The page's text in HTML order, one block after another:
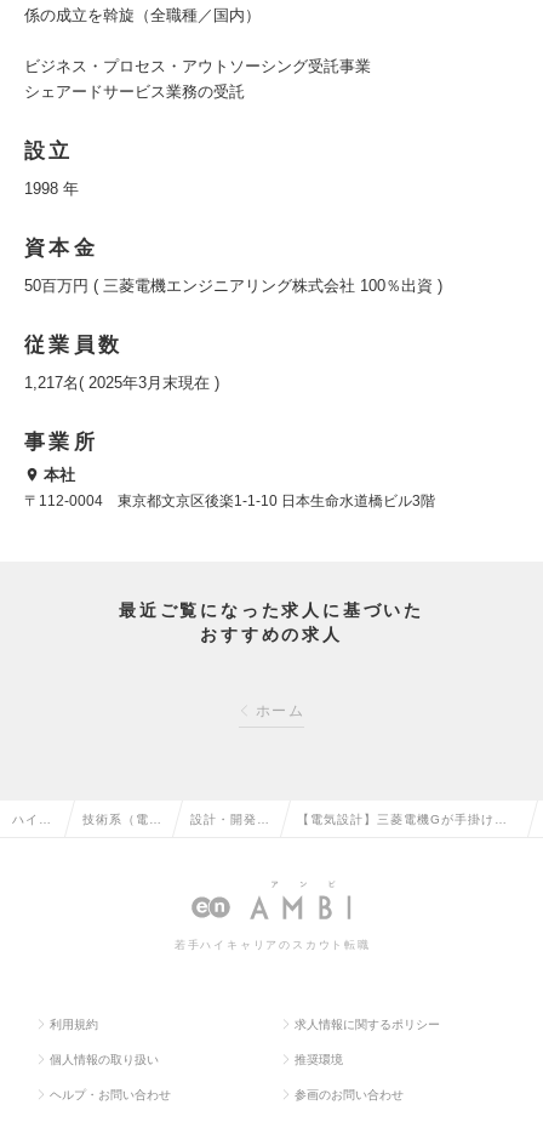
係の成立を斡旋（全職種／国内）
ビジネス・プロセス・アウトソーシング受託事業
シェアードサービス業務の受託
設立
1998 年
資本金
50百万円 ( 三菱電機エンジニアリング株式会社 100％出資 )
従業員数
1,217名( 2025年3月末現在 )
事業所
本社
〒112-0004 東京都文京区後楽1-1-10 日本生命水道橋ビル3階
最近ご覧になった求人に基づいた
おすすめの求人
ホーム
ハイク 技術系（電 設計・開発エ
気）の転職
【電気設計】三菱電機Gが手掛ける
年／年間休日125日の求人情報
若手ハイキャリアのスカウト転職
利用規約 求人情報に関するポリシー
個人情報の取り扱い 推奨環境
ヘルプ・お問い合わせ 参画のお問い合わせ